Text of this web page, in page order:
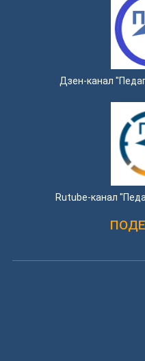
Дзен-канал
Rutube-канал